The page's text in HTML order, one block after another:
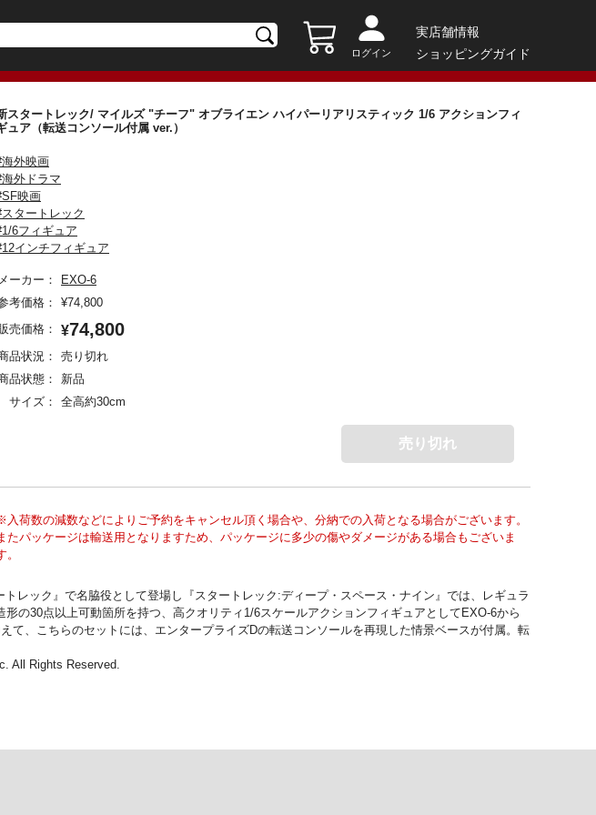
ログイン
実店舗情報
ショッピングガイド
スタートレック/ マイルズ "チーフ" オブライエン ハイパーリアリスティック 1/6 アクションフィ
ュア（転送コンソール付属 ver.）
海外映画
外ドラマ
映画
タートレック
6フィギュア
インチフィギュア
メーカー：
EXO-6
考価格：
¥74,800
売価格：
¥74,800
品状況：
売り切れ
品状態：
新品
サイズ：
全高約30cm
売り切れ
入荷数の減数などによりご予約をキャンセル頂く場合や、分納での入荷となる場合がございます。
たパッケージは輸送用となりますため、パッケージに多少の傷やダメージがある場合もございま
。
レック』で名脇役として登場し『スタートレック:ディープ・スペース・ナイン』では、レギュラ
の30点以上可動箇所を持つ、高クオリティ1/6スケールアクションフィギュアとしてEXO-6から
、こちらのセットには、エンタープライズDの転送コンソールを再現した情景ベースが付属。転
All Rights Reserved.